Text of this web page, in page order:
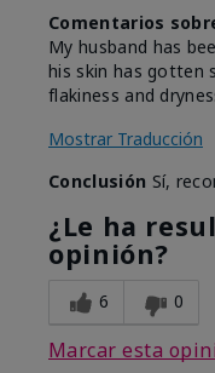
Comentarios
My husband has
his skin has gotten
flakiness and
Mostrar Traducción
Conclusión Sí,
¿Le ha
opinión?
6 0
Marcar esta